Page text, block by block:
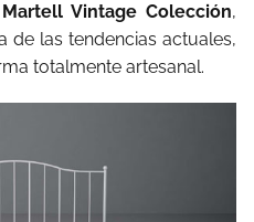
Vintage Colección,
de las tendencias actuales,
totalmente artesanal.